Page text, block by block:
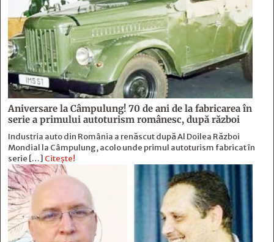
Aniversare la Câmpulung! 70 de ani de la fabricarea în
serie a primului autoturism românesc, după război
Industria auto din România a renăscut după Al Doilea Război
Mondial la Câmpulung, acolo unde primul autoturism fabricat în
serie […] Citește!